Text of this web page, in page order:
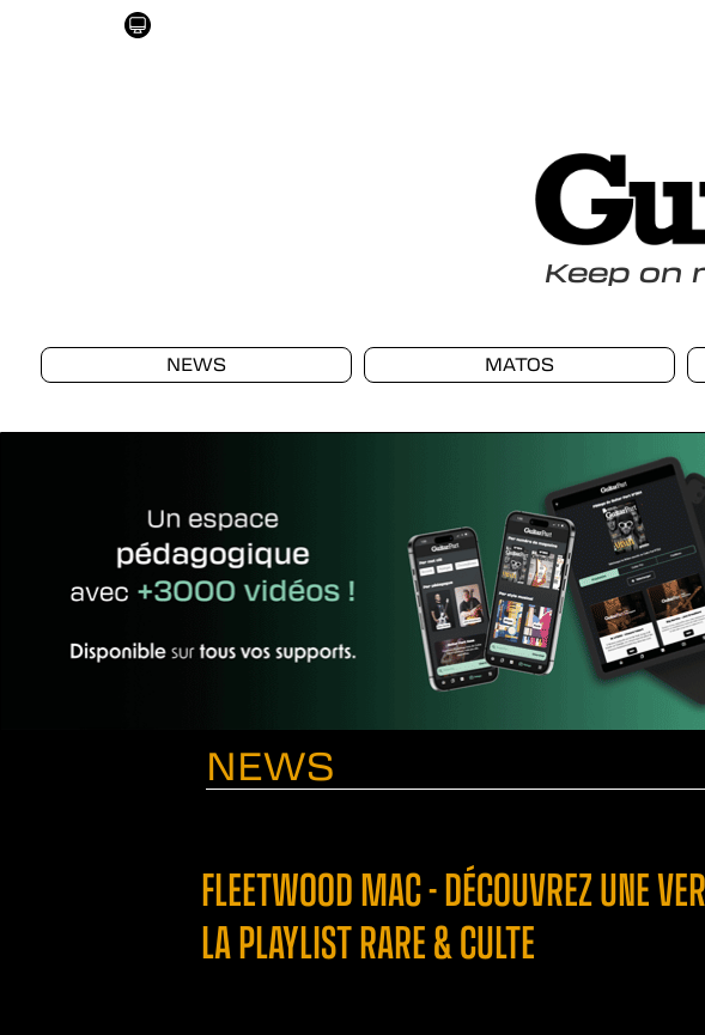
Keepon
NEWS MATOS
NEWS
FLEETWOOD MAC - DÉCOUVREZ UNE
LA PLAYLIST RARE & CULTE